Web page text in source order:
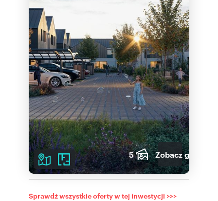
5 Zobacz galerię
Sprawdź wszystkie oferty w tej inwestycji >>>